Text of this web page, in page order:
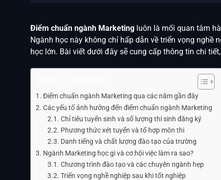
Điểm chuẩn ngành Marketing luôn là mối quan tâm
Ngành học này không chỉ hấp dẫn về triển vọng
học lớn. Bài viết dưới đây sẽ cung cấp thông tin chi
Điểm chuẩn ngành Marketing qua các năm gần đây
Các yếu tố ảnh hưởng đến điểm chuẩn ngành Marketing
Chỉ tiêu tuyển sinh và số lượng thí sinh đăng ký
Phương thức xét tuyển và tổ hợp môn thi
Danh tiếng và chất lượng đào tạo của trường
Ngành Marketing học gì và cơ hội việc làm ra sao?
Chương trình đào tạo và các chuyên ngành hẹp
Triển vọng nghề nghiệp sau khi tốt nghiệp